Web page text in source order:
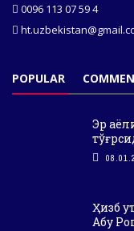
0096 113 07 59 4
POPULAR
Эр
Ҳизб
Абу